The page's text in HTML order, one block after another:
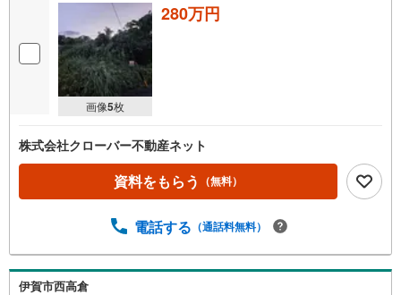
画像5枚
280万円
株式会社クローバー不動産ネット
資料をもらう （無料）
電話する （通話料無料）
伊賀市西高倉